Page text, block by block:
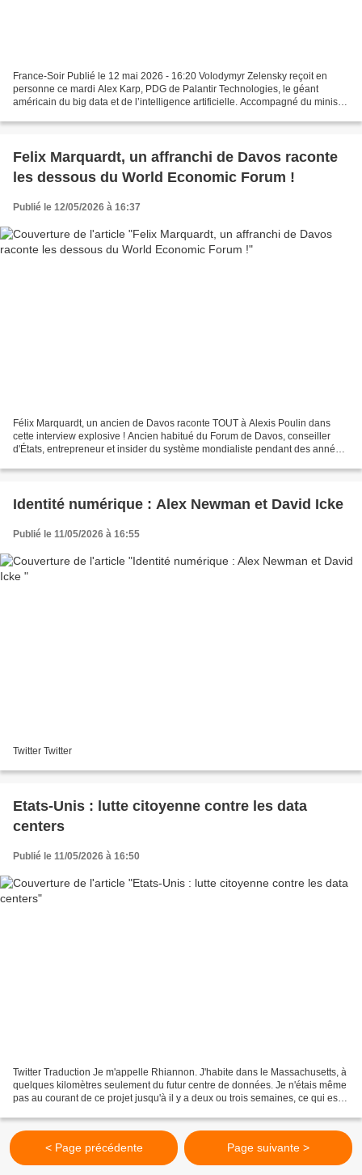
France-Soir Publié le 12 mai 2026 - 16:20 Volodymyr Zelensky reçoit en
personne ce mardi Alex Karp, PDG de Palantir Technologies, le géant
américain du big data et de l’intelligence artificielle. Accompagné du ministre
Felix Marquardt, un affranchi de Davos raconte
les dessous du World Economic Forum !
Publié le 12/05/2026 à 16:37
Félix Marquardt, un ancien de Davos raconte TOUT à Alexis Poulin dans
cette interview explosive ! Ancien habitué du Forum de Davos, conseiller
d'États, entrepreneur et insider du système mondialiste pendant des années,
Identité numérique : Alex Newman et David Icke
Publié le 11/05/2026 à 16:55
Twitter Twitter
Etats-Unis : lutte citoyenne contre les data
centers
Publié le 11/05/2026 à 16:50
Twitter Traduction Je m'appelle Rhiannon. J'habite dans le Massachusetts, à
quelques kilomètres seulement du futur centre de données. Je n'étais même
pas au courant de ce projet jusqu'à il y a deux ou trois semaines, ce qui est
< Page précédente Page suivante >